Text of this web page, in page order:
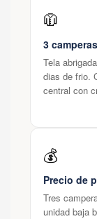
🧥
3
Tela
dias de frio.
central con
💰
Precio de
Tres
unidad baja